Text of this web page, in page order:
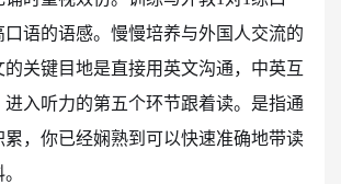
语的语感。慢慢培养与外国人交流的
的关键目地是直接用英文沟通，中英互
入听力的第五个环节跟着读。是指通
，你已经娴熟到可以快速准确地带读